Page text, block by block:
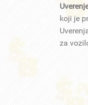
koji je
za